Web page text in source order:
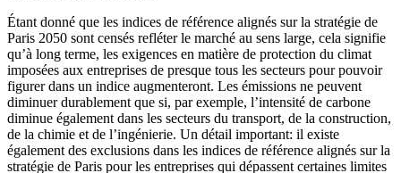
Étant donné que les indices de référence alignés sur la stratégie de
Paris 2050 sont censés refléter le marché au sens large, cela signifie
qu’à long terme, les exigences en matière de protection du climat
imposées aux entreprises de presque tous les secteurs pour pouvoir
figurer dans un indice augmenteront. Les émissions ne peuvent
diminuer durablement que si, par exemple, l’intensité de carbone
diminue également dans les secteurs du transport, de la construction,
de la chimie et de l’ingénierie. Un détail important: il existe
également des exclusions dans les indices de référence alignés sur la
stratégie de Paris pour les entreprises qui dépassent certaines limites